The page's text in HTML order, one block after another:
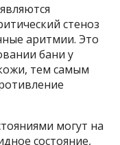
стеноз
аритмии. Это
бани у
тем самым
могут на
состояние,